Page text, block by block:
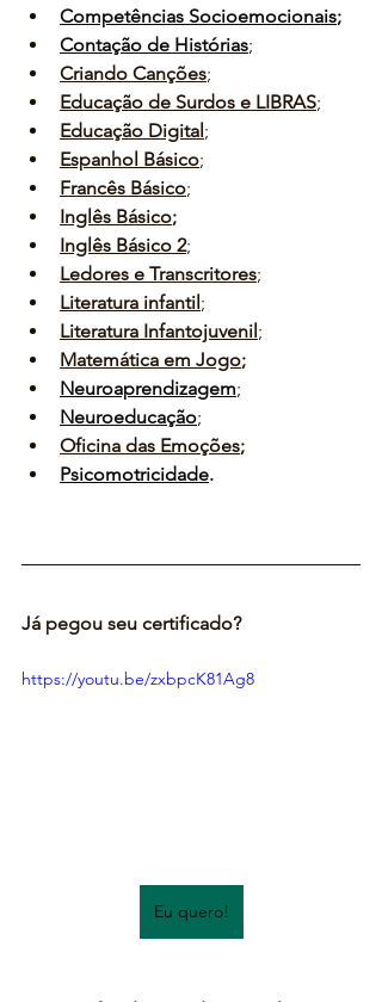
Competências Socioemocionais;
Contação de Histórias;
Criando Canções;
Educação de Surdos e LIBRAS;
Educação Digital;
Espanhol Básico;
Francês Básico;
Inglês Básico;
Inglês Básico 2;
Ledores e Transcritores;
Literatura infantil;
Literatura Infantojuvenil;
Matemática em Jogo;
Neuroaprendizagem;
Neuroeducação;
Oficina das Emoções;
Psicomotricidade.
Já pegou seu certificado?
https://youtu.be/zxbpcK81Ag8
Eu quero!